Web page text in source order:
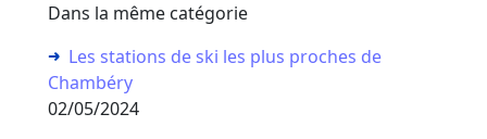
Dans la même catégorie
Les stations de ski les plus proches de
Chambéry
02/05/2024